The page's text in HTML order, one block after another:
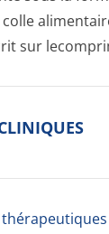
colle
sur